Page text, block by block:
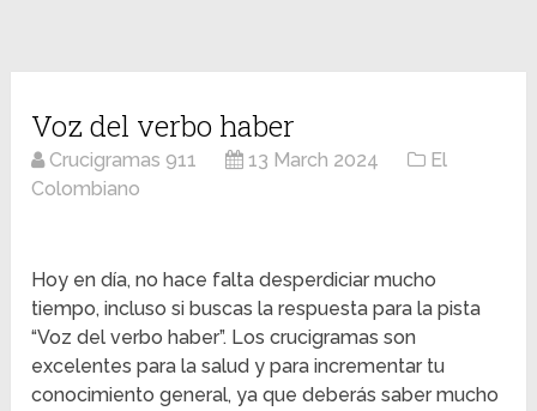
Voz del verbo haber
Crucigramas 911 13 March 2024
El
Colombiano
Hoy en día, no hace falta desperdiciar mucho
tiempo, incluso si buscas la respuesta para la pista
“Voz del verbo haber”. Los crucigramas son
excelentes para la salud y para incrementar tu
conocimiento general, ya que deberás saber mucho